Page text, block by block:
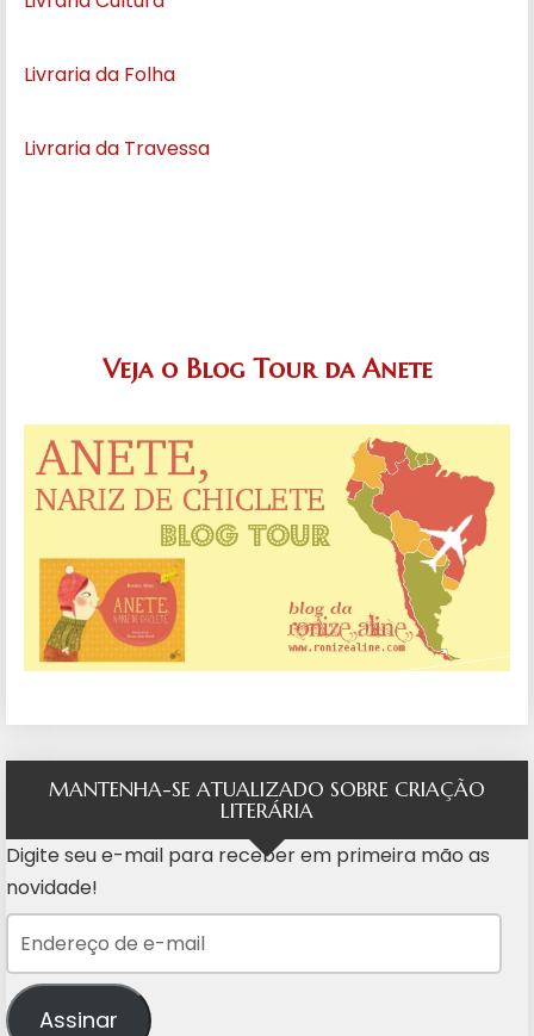
Livraria da Folha
Livraria da Travessa
Veja o Blog Tour da Anete
MANTENHA-SE ATUALIZADO SOBRE CRIAÇÃO
LITERÁRIA
Digite seu e-mail para receber em primeira mão as
novidade!
Assinar